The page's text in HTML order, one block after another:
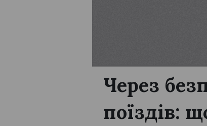
Через
поїздів: